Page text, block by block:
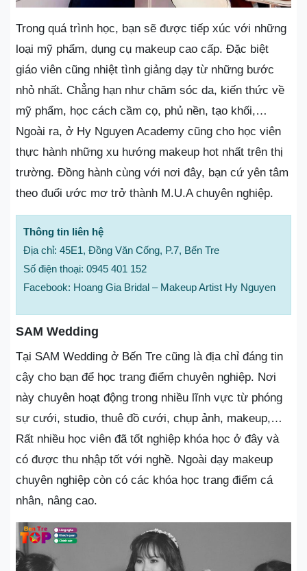
Trong quá trình học, bạn sẽ được tiếp xúc với những
loại mỹ phẩm, dụng cụ makeup cao cấp. Đặc biệt
giáo viên cũng nhiệt tình giảng dạy từ những bước
nhỏ nhất. Chẳng hạn như chăm sóc da, kiến thức về
mỹ phẩm, học cách cầm cọ, phủ nền, tạo khối,…
Ngoài ra, ở Hy Nguyen Academy cũng cho học viên
thực hành những xu hướng makeup hot nhất trên thị
trường. Đồng hành cùng với nơi đây, bạn cứ yên tâm
theo đuổi ước mơ trở thành M.U.A chuyên nghiệp.
Thông tin liên hệ
Địa chỉ: 45E1, Đồng Văn Cống, P.7, Bến Tre
Số điện thoại: 0945 401 152
Facebook: Hoang Gia Bridal – Makeup Artist Hy Nguyen
SAM Wedding
Tại SAM Wedding ở Bến Tre cũng là địa chỉ đáng tin
cậy cho bạn để học trang điểm chuyên nghiệp. Nơi
này chuyên hoạt động trong nhiều lĩnh vực từ phóng
sự cưới, studio, thuê đồ cưới, chụp ảnh, makeup,…
Rất nhiều học viên đã tốt nghiệp khóa học ở đây và
có được thu nhập tốt với nghề. Ngoài dạy makeup
chuyên nghiệp còn có các khóa học trang điểm cá
nhân, nâng cao.